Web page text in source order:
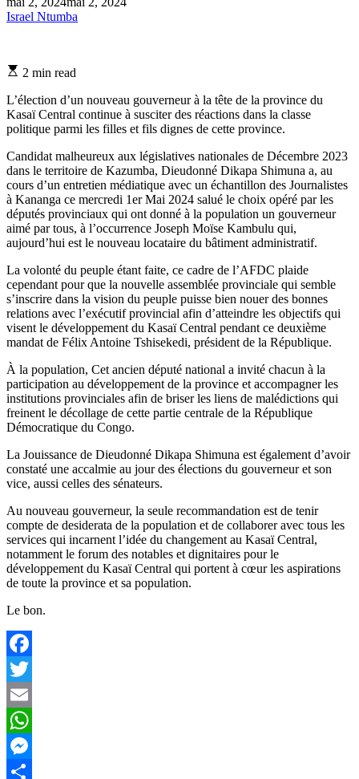
Israel Ntumba
Estimated
time
2 min read
L’élection d’un nouveau gouverneur à la tête de la province du
Kasaï Central continue à susciter des réactions dans la classe
politique parmi les filles et fils dignes de cette province.
Candidat malheureux aux législatives nationales de Décembre 2023
dans le territoire de Kazumba, Dieudonné Dikapa Shimuna a, au
cours d’un entretien médiatique avec un échantillon des Journalistes
à Kananga ce mercredi 1er Mai 2024 salué le choix opéré par les
députés provinciaux qui ont donné à la population un gouverneur
aimé par tous, à l’occurrence Joseph Moïse Kambulu qui,
aujourd’hui est le nouveau locataire du bâtiment administratif.
La volonté du peuple étant faite, ce cadre de l’AFDC plaide
cependant pour que la nouvelle assemblée provinciale qui semble
s’inscrire dans la vision du peuple puisse bien nouer des bonnes
relations avec l’exécutif provincial afin d’atteindre les objectifs qui
visent le développement du Kasaï Central pendant ce deuxième
mandat de Félix Antoine Tshisekedi, président de la République.
À la population, Cet ancien député national a invité chacun à la
participation au développement de la province et accompagner les
institutions provinciales afin de briser les liens de malédictions qui
freinent le décollage de cette partie centrale de la République
Démocratique du Congo.
La Jouissance de Dieudonné Dikapa Shimuna est également d’avoir
constaté une accalmie au jour des élections du gouverneur et son
vice, aussi celles des sénateurs.
Au nouveau gouverneur, la seule recommandation est de tenir
compte de desiderata de la population et de collaborer avec tous les
services qui incarnent l’idée du changement au Kasaï Central,
notamment le forum des notables et dignitaires pour le
développement du Kasaï Central qui portent à cœur les aspirations
de toute la province et sa population.
Le bon.
Facebook
Twitter
Email
WhatsApp
Messenger